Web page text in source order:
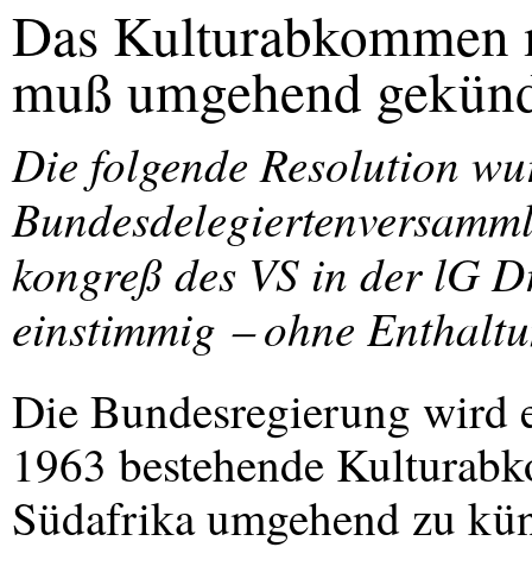
Das Kulturabkommen
muß umgehend
Die folgende Resolution
kongreß des VS in der lG
einstimmig ‒ ohne
Die Bundesregierung wird
1963 bestehende
Südafrika umgehend zu